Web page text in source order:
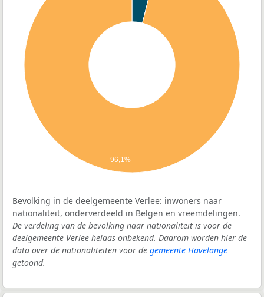
96,1%
Bevolking in de deelgemeente Verlee: inwoners naar
nationaliteit, onderverdeeld in Belgen en vreemdelingen.
De verdeling van de bevolking naar nationaliteit is voor de
deelgemeente Verlee helaas onbekend. Daarom worden hier de
data over de nationaliteiten voor de gemeente Havelange
getoond.